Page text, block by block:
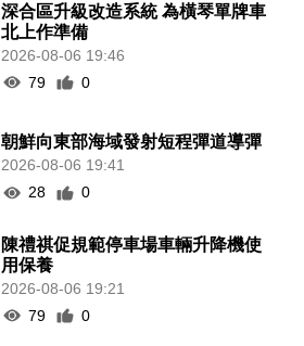
深合區升級改造系統 為橫琴單牌車
北上作準備
2026-08-06 19:46
79
0
朝鮮向東部海域發射短程彈道導彈
2026-08-06 19:41
28
0
陳禮祺促規範停車場車輛升降機使
用保養
2026-08-06 19:21
79
0